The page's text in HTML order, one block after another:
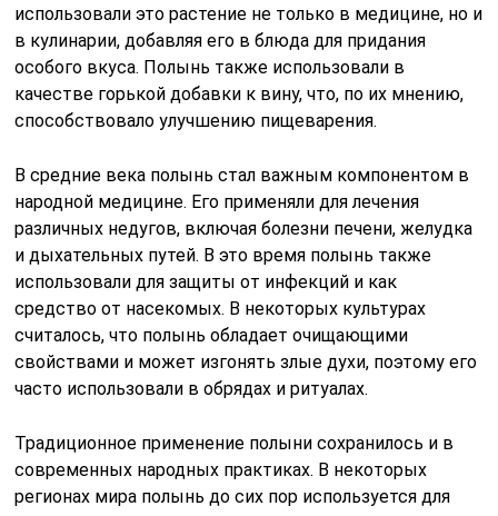
использовали это растение не только в медицине, но и
в кулинарии, добавляя его в блюда для придания
особого вкуса. Полынь также использовали в
качестве горькой добавки к вину, что, по их мнению,
способствовало улучшению пищеварения.
В средние века полынь стал важным компонентом в
народной медицине. Его применяли для лечения
различных недугов, включая болезни печени, желудка
и дыхательных путей. В это время полынь также
использовали для защиты от инфекций и как
средство от насекомых. В некоторых культурах
считалось, что полынь обладает очищающими
свойствами и может изгонять злые духи, поэтому его
часто использовали в обрядах и ритуалах.
Традиционное применение полыни сохранилось и в
современных народных практиках. В некоторых
регионах мира полынь до сих пор используется для